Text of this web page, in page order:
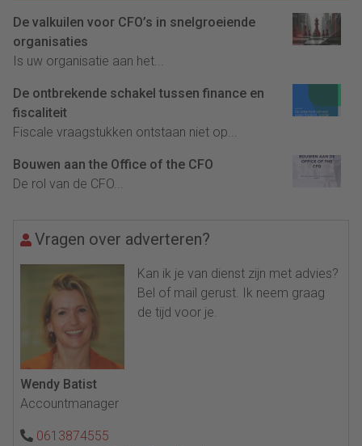
De valkuilen voor CFO’s in snelgroeiende
organisaties
Is uw organisatie aan het...
De ontbrekende schakel tussen finance en
fiscaliteit
Fiscale vraagstukken ontstaan niet op...
Bouwen aan the Office of the CFO
De rol van de CFO...
Vragen over adverteren?
Kan ik je van dienst zijn met advies?
Bel of mail gerust. Ik neem graag
de tijd voor je.
Wendy Batist
Accountmanager
0613874555